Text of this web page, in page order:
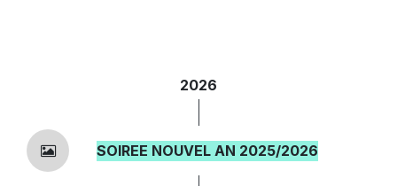
2026
SOIREE NOUVEL AN 2025/2026